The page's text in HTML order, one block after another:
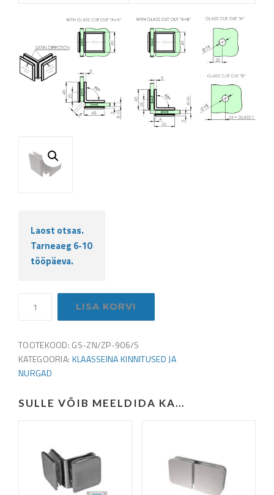
Laost otsas.
Tarneaeg 6-10
tööpäeva.
klaas–
90°,
45x45
mm,
satiin,
LISA KORVI
TOOTEKOOD: GS-ZN/ZP-906/S
KATEGOORIA: KLAASSEINA KINNITUSED JA
NURGAD
SULLE VÕIB MEELDIDA KA…